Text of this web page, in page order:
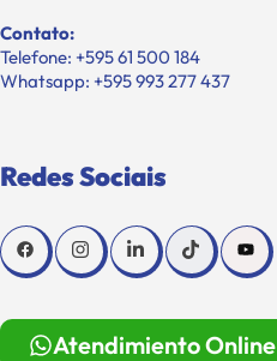
Contato:
Telefone: +595 61 500 184
Whatsapp: +595 993 277 437
Redes Sociais
Atendimiento Online